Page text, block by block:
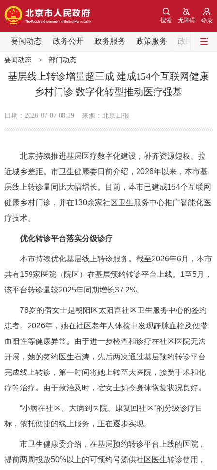
登录
无障碍
搜索
要闻动态 政务公开 政务服务 政策服务 政民互动
要闻动态
党中央精神
北京要闻 会议信息 部门动态
市领导 机构职能 政策服务
政策兑现 政策解读 回应关切
政务服务
个人服务 法人服务 部门服务
便民服务 利企服务 投资项目
中介服务 阳光政务
政民互动
12345网上接诉即办 我要咨询 我要建议
图说互动
走进北京
北京概况 十六区概览 人文北京
要闻动态> 部门动态
基层线上转诊增量超三成 建成154个互联网健康
乡村门诊 数字化转型推动医疗强基
日期：2026-07-07 08:19 来源：北京日报
北京持续推进基层医疗数字化建设，补齐资源短板、拉
近城乡差距。市卫生健康委日前介绍，2026年以来，本市基
层线上转诊量同比大幅增长。目前，本市已建成154个互联网
健康乡村门诊，并在130余家社区卫生服务中心推广智能化医
疗技术。
优化转诊平台落实分级诊疗
本市持续优化基层线上转诊服务。截至2026年6月，本市
共有159家医院（院区）在基层预约转诊平台上线。1至5月，
该平台转诊量较2025年同期增长37.2%。
78岁的宿女士是朝阳区太阳宫社区卫生服务中心的签约
患者。2026年，她在社区老年人体检中发现静脉血栓及便潜
血阳性等健康异常。由于进一步检查和诊疗在社区医院无法
开展，她的签约医生石涛，先后两次通过基层预约转诊平台
完成线上转诊，第一时间将她上转至大医院，接受手术和化
疗等治疗。由于救治及时，宿女士如今身体恢复状况良好。
“小病在社区、大病到医院、康复回社区”的分级诊疗目
标，依托便捷的线上服务，正在逐步实现。
市卫生健康委介绍，在基层预约转诊平台上线的医院，
提前两周投放50%以上的可预约号源供社区医生转诊使用，